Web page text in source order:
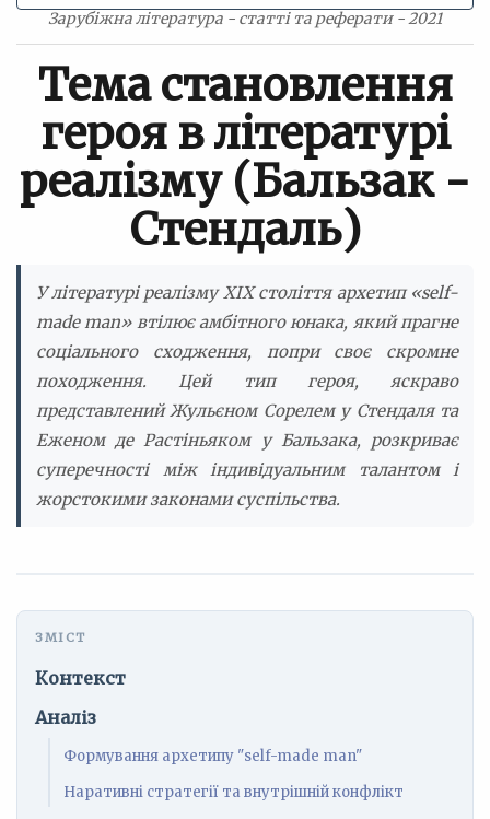
Зарубіжна література - статті та реферати - 2021
Тема становлення
героя в літературі
реалізму (Бальзак -
Стендаль)
У літературі реалізму XIX століття архетип «self-
made man» втілює амбітного юнака, який прагне
соціального сходження, попри своє скромне
походження. Цей тип героя, яскраво
представлений Жульєном Сорелем у Стендаля та
Еженом де Растіньяком у Бальзака, розкриває
суперечності між індивідуальним талантом і
жорстокими законами суспільства.
Контекст
Аналіз
Формування архетипу "self-made man"
Наративні стратегії та внутрішній конфлікт